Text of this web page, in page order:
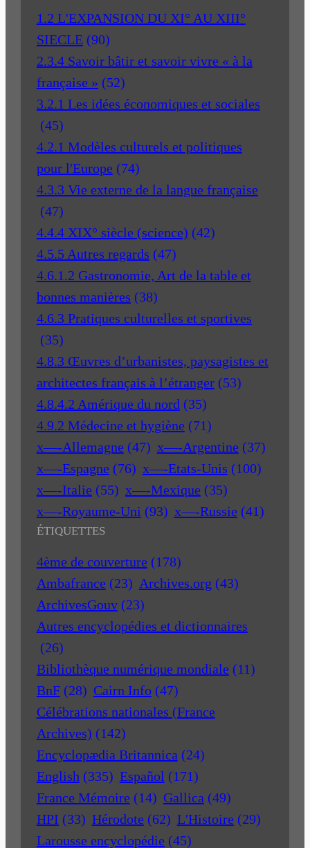
1.2 L'EXPANSION DU XI° AU XIII°
SIECLE (90)
2.3.4 Savoir bâtir et savoir vivre « à la
française » (52)
3.2.1 Les idées économiques et sociales
(45)
4.2.1 Modèles culturels et politiques
pour l'Europe (74)
4.3.3 Vie externe de la langue française
(47)
4.4.4 XIX° siècle (science) (42)
4.5.5 Autres regards (47)
4.6.1.2 Gastronomie, Art de la table et
bonnes manières (38)
4.6.3 Pratiques culturelles et sportives
(35)
4.8.3 Œuvres d’urbanistes, paysagistes et
architectes français à l’étranger (53)
4.8.4.2 Amérique du nord (35)
4.9.2 Médecine et hygiène (71)
x—-Allemagne (47) x—-Argentine (37)
x—-Espagne (76) x—-Etats-Unis (100)
x—-Italie (55) x—-Mexique (35)
x—-Royaume-Uni (93) x—-Russie (41)
ÉTIQUETTES
4ème de couverture (178)
Ambafrance (23) Archives.org (43)
ArchivesGouv (23)
Autres encyclopédies et dictionnaires
(26)
Bibliothèque numérique mondiale (11)
BnF (28) Cairn Info (47)
Célébrations nationales (France
Archives) (142)
Encyclopædia Britannica (24)
English (335) Español (171)
France Mémoire (14) Gallica (49)
HPI (33) Hérodote (62) L'Histoire (29)
Larousse encyclopédie (45)